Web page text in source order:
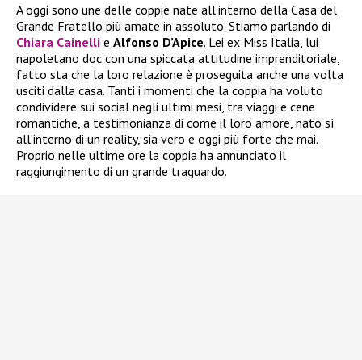
A oggi sono une delle coppie nate all’interno della Casa del
Grande Fratello più amate in assoluto. Stiamo parlando di
Chiara Cainelli e Alfonso D’Apice. Lei ex Miss Italia, lui
napoletano doc con una spiccata attitudine imprenditoriale,
fatto sta che la loro relazione è proseguita anche una volta
usciti dalla casa. Tanti i momenti che la coppia ha voluto
condividere sui social negli ultimi mesi, tra viaggi e cene
romantiche, a testimonianza di come il loro amore, nato sì
all’interno di un reality, sia vero e oggi più forte che mai.
Proprio nelle ultime ore la coppia ha annunciato il
raggiungimento di un grande traguardo.